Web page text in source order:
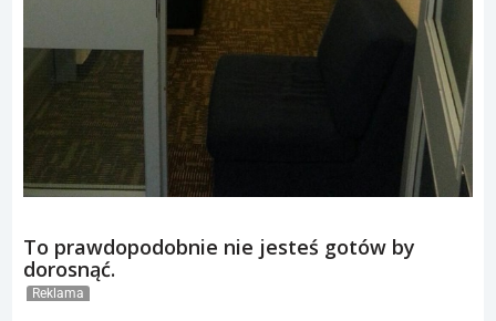
To prawdopodobnie nie jesteś gotów by
dorosnąć.
Reklama